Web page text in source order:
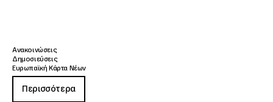
Ανακοινώσεις
Δημοσιεύσεις
Ευρωπαϊκή Κάρτα Νέων
Περισσότερα